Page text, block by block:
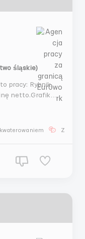
śląskie)
pracy: Rybnik,
netto.Grafik